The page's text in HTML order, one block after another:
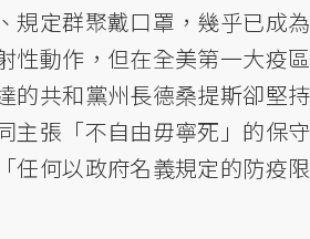
規定群聚戴口罩，幾乎已成為
性動作，但在全美第一大疫區
的共和黨州長德桑提斯卻堅持
主張「不自由毋寧死」的保守
任何以政府名義規定的防疫限